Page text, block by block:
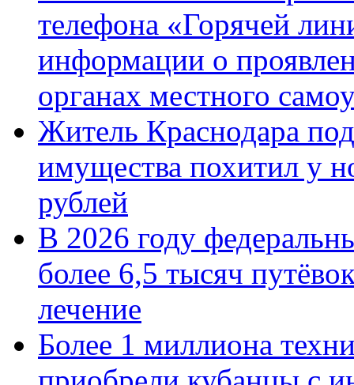
телефона «Горячей
информации о
органах местного
Житель Краснодара
имущества похитил у
рублей
В 2026 году
более 6,5 тысяч
лечение
Более 1 миллиона